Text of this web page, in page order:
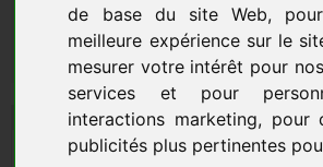
de base du site Web,
meilleure expérience sur le
mesurer votre intérêt pour
services et pour
interactions marketing, pour
publicités plus pertinentes
:
26,14 € HT
AJOUTER